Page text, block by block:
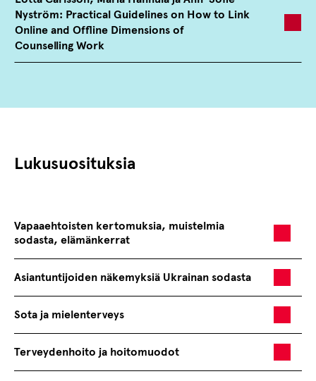
Nyström: Practical Guidelines on How to Link
Online and Offline Dimensions of
Counselling Work
Lukusuosituksia
Vapaaehtoisten kertomuksia, muistelmia
sodasta, elämänkerrat
Asiantuntijoiden näkemyksiä Ukrainan sodasta
Sota ja mielenterveys
Terveydenhoito ja hoitomuodot